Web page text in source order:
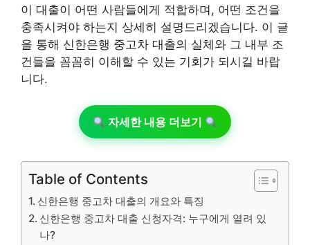
이 대출이 어떤 사람들에게 적합하며, 어떤 조건을
충족시켜야 하는지 상세히 설명드리겠습니다. 이 글
을 통해 신한은행 중고차 대출의 실체와 그 내부 조
건들을 꼼꼼히 이해할 수 있는 기회가 되시길 바랍
니다.
자세한 내용 더보기
Table of Contents
신한은행 중고차 대출의 개요와 특징
신한은행 중고차 대출 신청자격: 누구에게 열려 있
나?